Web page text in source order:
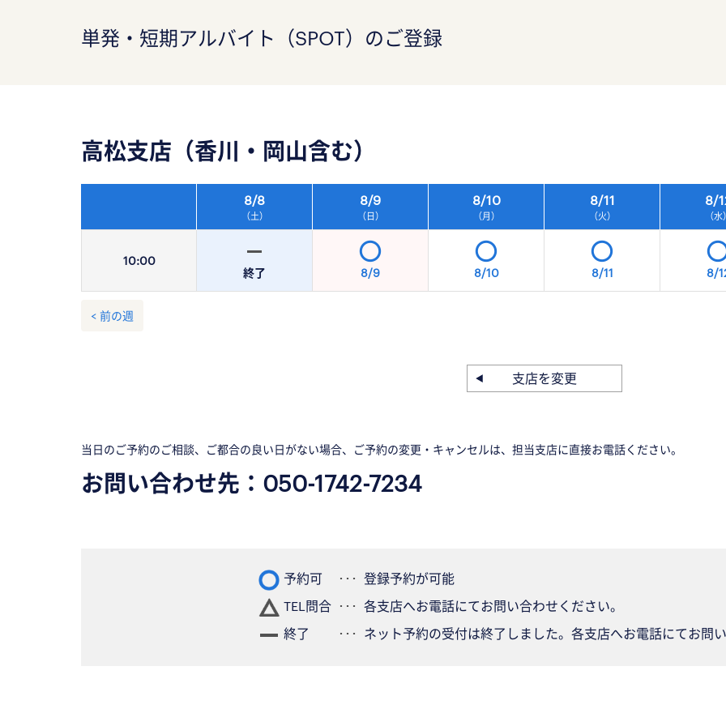
単発・短期アルバイト（SPOT）のご登録
高松支店（香川・岡山含む）
10:00
8/8
（土）
8/9
（日）
8/10
（月）
8/11
（火）
8/
（水）
終了 8/9 8/10 8/11 8/
< 前の週
支店を変更
当日のご予約のご相談、ご都合の良い日がない場合、ご予約の変更・キャンセルは、担当支店に直接お電話ください。
お問い合わせ先： 050-1742-7234
予約可
登録予約が可能
TEL問合
各支店へお電話にてお問い合わせください。
終了
ネット予約の受付は終了しました。各支店へお電話にてお問い